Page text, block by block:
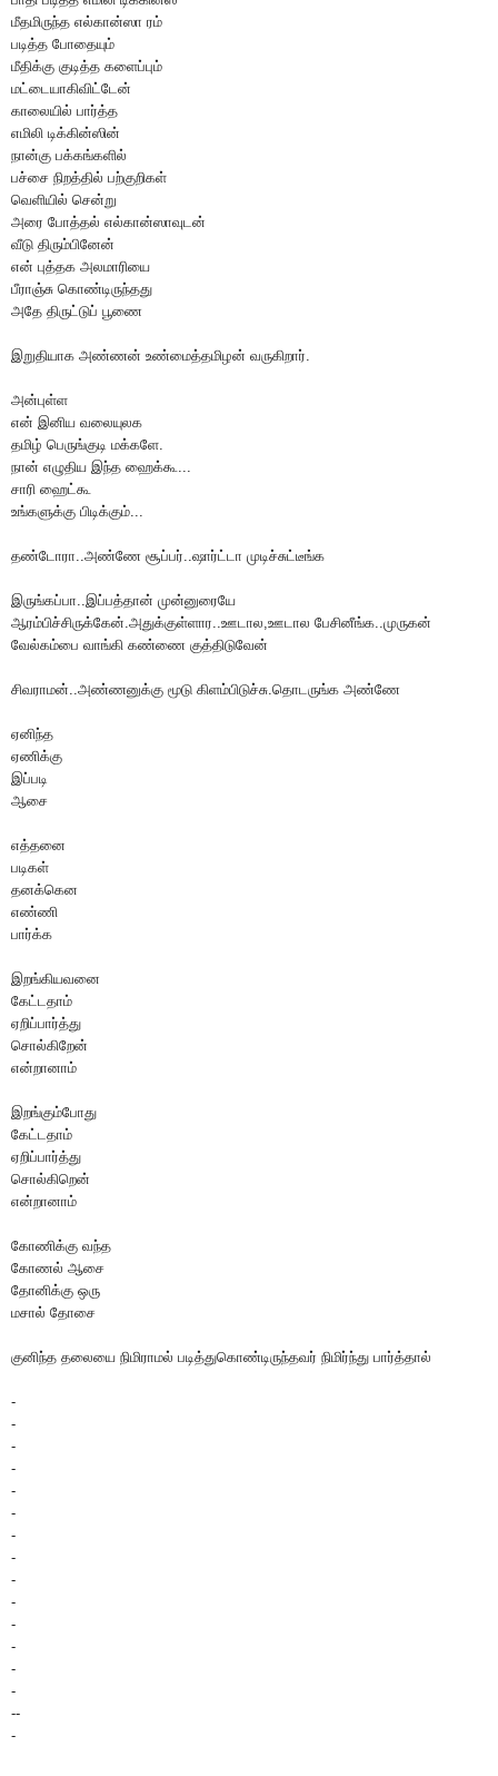
மீதமிருந்த எல்கான்ஸா ரம்
படித்த போதையும்
மீதிக்கு குடித்த களைப்பும்
மட்டையாகிவிட்டேன்
காலையில் பார்த்த
எமிலி டிக்கின்ஸின்
நான்கு பக்கங்களில்
பச்சை நிறத்தில் பற்குறிகள்
வெளியில் சென்று
அரை போத்தல் எல்கான்ஸாவுடன்
வீடு திரும்பினேன்
என் புத்தக அலமாரியை
பீராஞ்சு கொண்டிருந்தது
அதே திருட்டுப் பூணை
இறுதியாக அண்ணன் உண்மைத்தமிழன் வருகிறார்.
அன்புள்ள
என் இனிய வலையுலக
தமிழ் பெருங்குடி மக்களே.
நான் எழுதிய இந்த ஹைக்கூ...
சாரி ஹைட்கூ
உங்களுக்கு பிடிக்கும்...
தண்டோரா..அண்ணே சூப்பர்..ஷார்ட்டா முடிச்சுட்டீங்க
இருங்கப்பா..இப்பத்தான் முன்னுரையே
ஆரம்பிச்சிருக்கேன்.அதுக்குள்ளார..ஊடால,ஊடால பேசினீங்க..முருகன்
வேல்கம்பை வாங்கி கண்ணை குத்திடுவேன்
சிவராமன்..அண்ணனுக்கு மூடு கிளம்பிடுச்சு.தொடருங்க அண்ணே
ஏனிந்த
ஏணிக்கு
இப்படி
ஆசை
எத்தனை
படிகள்
தனக்கென
எண்ணி
பார்க்க
இறங்கியவனை
கேட்டதாம்
ஏறிப்பார்த்து
சொல்கிறேன்
என்றானாம்
இறங்கும்போது
கேட்டதாம்
ஏறிப்பார்த்து
சொல்கிறென்
என்றானாம்
கோணிக்கு வந்த
கோணல் ஆசை
தோனிக்கு ஒரு
மசால் தோசை
குனிந்த தலையை நிமிராமல் படித்துகொண்டிருந்தவர் நிமிர்ந்து பார்த்தால்
-
-
-
-
-
-
-
-
-
-
-
-
-
-
--
-